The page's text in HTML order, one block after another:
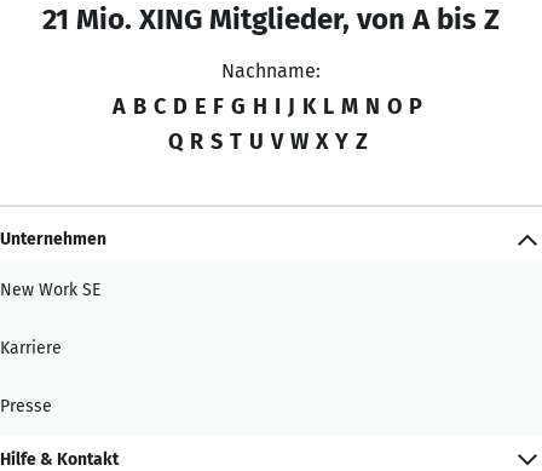
21 Mio. XING Mitglieder, von A bis Z
Nachname:
A B C D E F G H I J K L M N O P
Q R S T U V W X Y Z
Unternehmen
New Work SE
Karriere
Presse
Hilfe & Kontakt